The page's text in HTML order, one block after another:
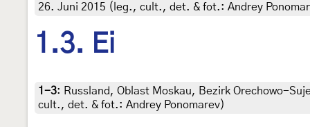
26. Juni 2015 (leg., cult., det. & fot.: Andrey
1.3. Ei
1-3: Russland, Oblast Moskau, Bezirk Orechowo-
cult., det. & fot.: Andrey Ponomarev)